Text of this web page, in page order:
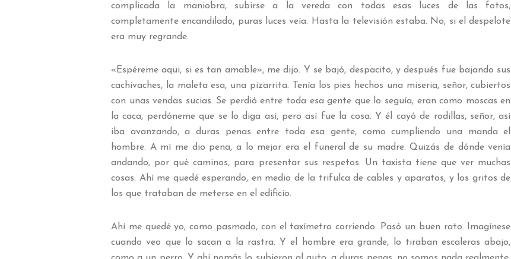
complicada la maniobra, subirse a la vereda con todas esas luces de las fotos,
completamente encandilado, puras luces veía. Hasta la televisión estaba. No, si el despelote
era muy regrande.
«Espéreme aqui, si es tan amable», me dijo. Y se bajó, despacito, y después fue bajando sus
cachivaches, la maleta esa, una pizarrita. Tenía los pies hechos una miseria, señor, cubiertos
con unas vendas sucias. Se perdió entre toda esa gente que lo seguía, eran como moscas en
la caca, perdóneme que se lo diga así, pero así fue la cosa. Y él cayó de rodillas, señor, así
iba avanzando, a duras penas entre toda esa gente, como cumpliendo una manda el
hombre. A mí me dio pena, a lo mejor era el funeral de su madre. Quizás de dónde venía
andando, por qué caminos, para presentar sus respetos. Un taxista tiene que ver muchas
cosas. Ahí me quedé esperando, en medio de la trifulca de cables y aparatos, y los gritos de
los que trataban de meterse en el edificio.
Ahí me quedé yo, como pasmado, con el taxímetro corriendo. Pasó un buen rato. Imagínese
cuando veo que lo sacan a la rastra. Y el hombre era grande, lo tiraban escaleras abajo,